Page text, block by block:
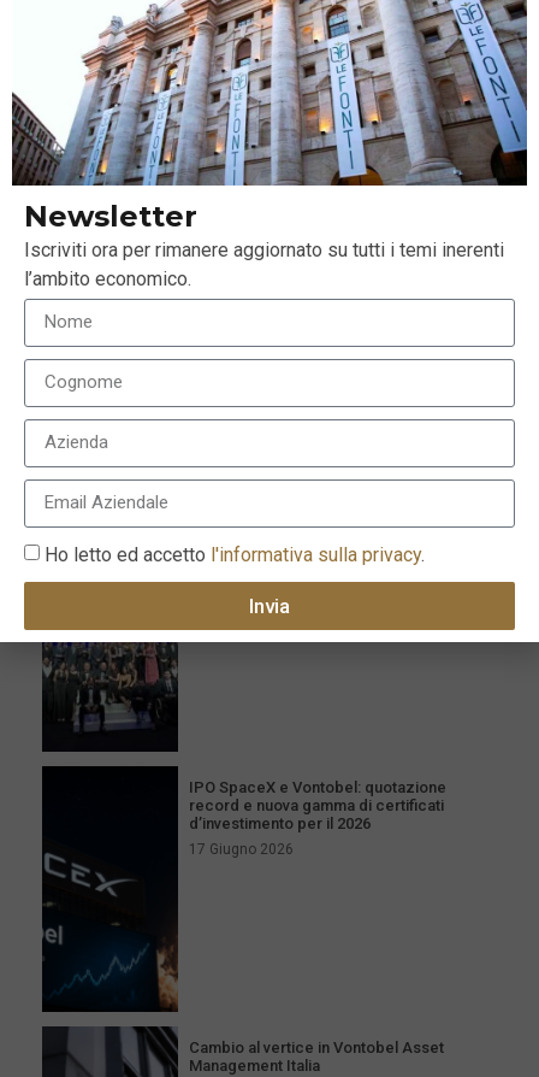
I più recenti
Milano celebra l’eccellenza con la XVI
edizione dei Le Fonti Awards il 25 giugno
IPO SpaceX e Vontobel: quotazione
record e nuova gamma di certificati
d’investimento per il 2026
17 Giugno 2026
Cambio al vertice in Vontobel Asset
Management Italia
Newsletter
Iscriviti ora per rimanere aggiornato su tutti i temi inerenti
l’ambito economico.
Ho letto ed accetto l'informativa sulla privacy.
Invia